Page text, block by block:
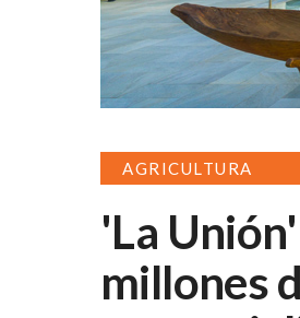
AGRICULTURA
'La
millones